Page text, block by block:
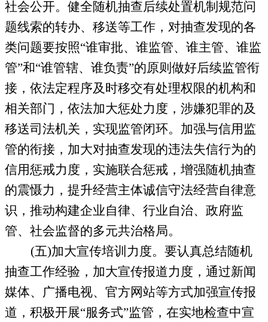
社会公开。健全随机抽查后续处置机制规范问
题线索的转办、移送等工作，对抽查发现的各
类问题要按照“谁审批、谁监管、谁主管、谁监
管”和“谁管辖、谁负责”的原则做好后续监管衔
接，依法定程序及时移交有处理权限的机构和
相关部门，依法加大惩处力度，涉嫌犯罪的及
移送司法机关，实现监管闭环。加强与信用监
管的衔接，加大对抽查发现的违法失信行为的
信用惩戒力度，实施联合惩戒，增强随机抽查
的震慑力，提升经营主体诚信守法经营自律意
识，推动构建企业自律、行业自治、政府监
管、社会监督的多元共治格局。
(五)加大宣传培训力度。 要认真总结随机
抽查工作经验，加大宣传报道力度，通过新闻
媒体、广播电视、官方网站等方式加强宣传报
道，积极开展“服务式”监管，在实地检查中宣